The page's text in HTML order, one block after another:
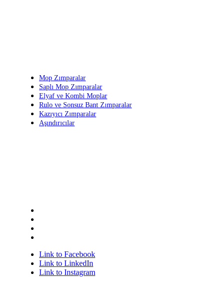
Mop Zımparalar
Saplı Mop Zımparalar
Elyaf ve Kombi Moplar
Rulo ve Sonsuz Bant Zımparalar
Kazıyıcı Zımparalar
Aşındırıcılar
Link to Facebook
Link to LinkedIn
Link to Instagram